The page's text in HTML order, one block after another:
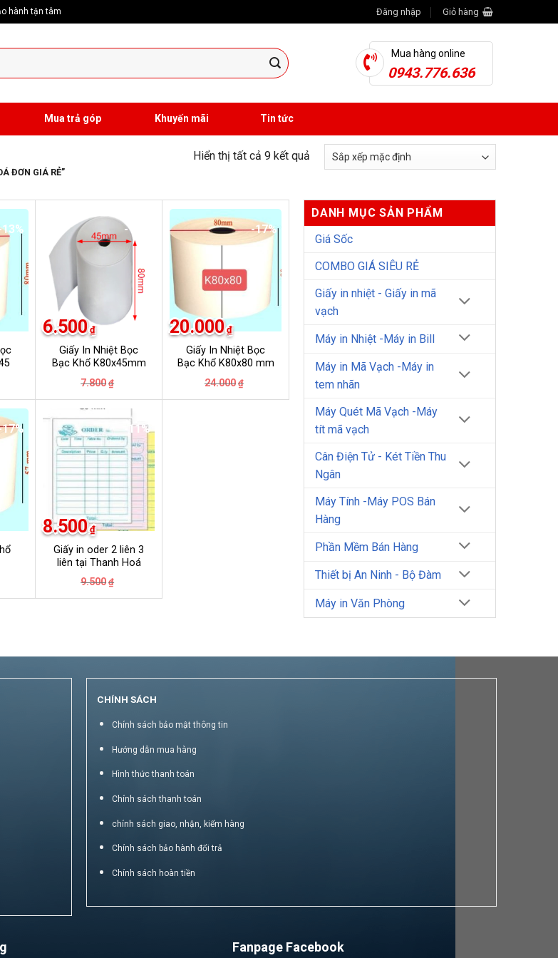
hành tận tâm Đăng nhập Giỏ hàng
Mua hàng online
0943.776.636
Mua trả góp Khuyến mãi Tin tức
ĐƠN GIÁ RẺ”
Hiển thị tất cả 9 kết quả
-17%
Giấy In Nhiệt Bọc
Bạc Khổ K80x45mm
7.800 ₫
là:
7.800₫.
6.500 ₫
tại
6.500₫.
-17%
Giấy In Nhiệt Bọc
Bạc Khổ K80x80 mm
24.000 ₫
là:
20.000 ₫
tại
-11%
Giấy in oder 2 liên 3
liên tại Thanh Hoá
9.500 ₫
là:
8.500 ₫
tại
DANH MỤC SẢN PHẨM
Giá Sốc
COMBO GIÁ SIÊU RẺ
Giấy in nhiệt - Giấy in mã
vạch
Máy in Nhiệt -Máy in Bill
Máy in Mã Vạch -Máy in
tem nhãn
Máy Quét Mã Vạch -Máy
tít mã vạch
Cân Điện Tử - Két Tiền Thu
Ngân
Máy Tính -Máy POS Bán
Hàng
Phần Mềm Bán Hàng
Thiết bị An Ninh - Bộ Đàm
Máy in Văn Phòng
CHÍNH SÁCH
Chính sách bảo mật thông tin
Hướng dẫn mua hàng
Hình thức thanh toán
Chính sách thanh toán
chính sách giao, nhận, kiểm hàng
Chính sách bảo hành đổi trả
Chính sách hoàn tiền
Fanpage Facebook